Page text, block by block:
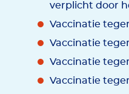
verplicht door
Vaccinatie
Vaccinatie
Vaccinatie
Vaccinatie